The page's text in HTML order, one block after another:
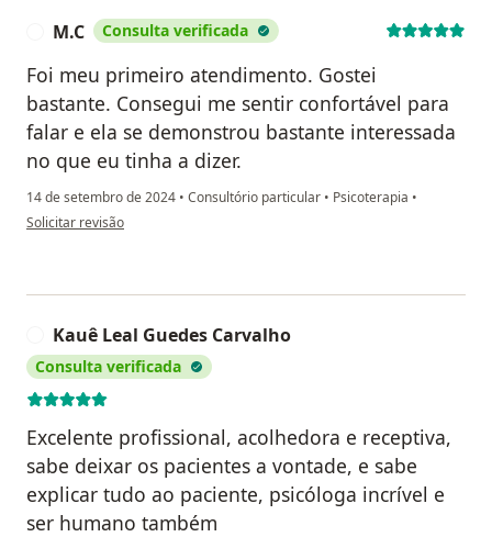
M.C Consulta verificada
Foi meu primeiro atendimento. Gostei
bastante. Consegui me sentir confortável para
falar e ela se demonstrou bastante interessada
no que eu tinha a dizer.
14 de setembro de 2024 • Consultório particular • Psicoterapia •
na opinião do utilizador M.C
Solicitar revisão
Kauê Leal Guedes Carvalho
Consulta verificada
Excelente profissional, acolhedora e receptiva,
sabe deixar os pacientes a vontade, e sabe
explicar tudo ao paciente, psicóloga incrível e
ser humano também